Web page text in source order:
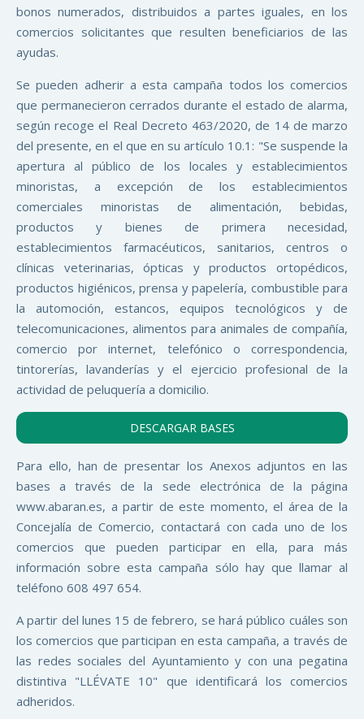
bonos numerados, distribuidos a partes iguales, en los
comercios solicitantes que resulten beneficiarios de las
ayudas.
Se pueden adherir a esta campaña todos los comercios
que permanecieron cerrados durante el estado de alarma,
según recoge el Real Decreto 463/2020, de 14 de marzo
del presente, en el que en su artículo 10.1: "Se suspende la
apertura al público de los locales y establecimientos
minoristas, a excepción de los establecimientos
comerciales minoristas de alimentación, bebidas,
productos y bienes de primera necesidad,
establecimientos farmacéuticos, sanitarios, centros o
clínicas veterinarias, ópticas y productos ortopédicos,
productos higiénicos, prensa y papelería, combustible para
la automoción, estancos, equipos tecnológicos y de
telecomunicaciones, alimentos para animales de compañía,
comercio por internet, telefónico o correspondencia,
tintorerías, lavanderías y el ejercicio profesional de la
actividad de peluquería a domicilio.
DESCARGAR BASES
Para ello, han de presentar los Anexos adjuntos en las
bases a través de la sede electrónica de la página
www.abaran.es, a partir de este momento, el área de la
Concejalía de Comercio, contactará con cada uno de los
comercios que pueden participar en ella, para más
información sobre esta campaña sólo hay que llamar al
teléfono 608 497 654.
A partir del lunes 15 de febrero, se hará público cuáles son
los comercios que participan en esta campaña, a través de
las redes sociales del Ayuntamiento y con una pegatina
distintiva "LLÉVATE 10" que identificará los comercios
adheridos.